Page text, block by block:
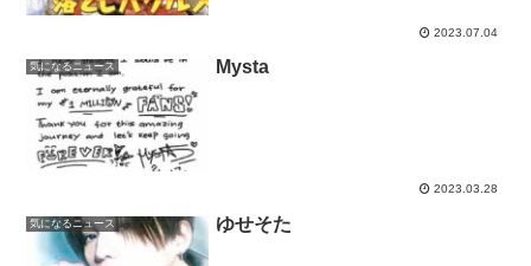
2023.07.04
気になるニュース Mysta
2023.03.28
気になるニュース ゆせそた